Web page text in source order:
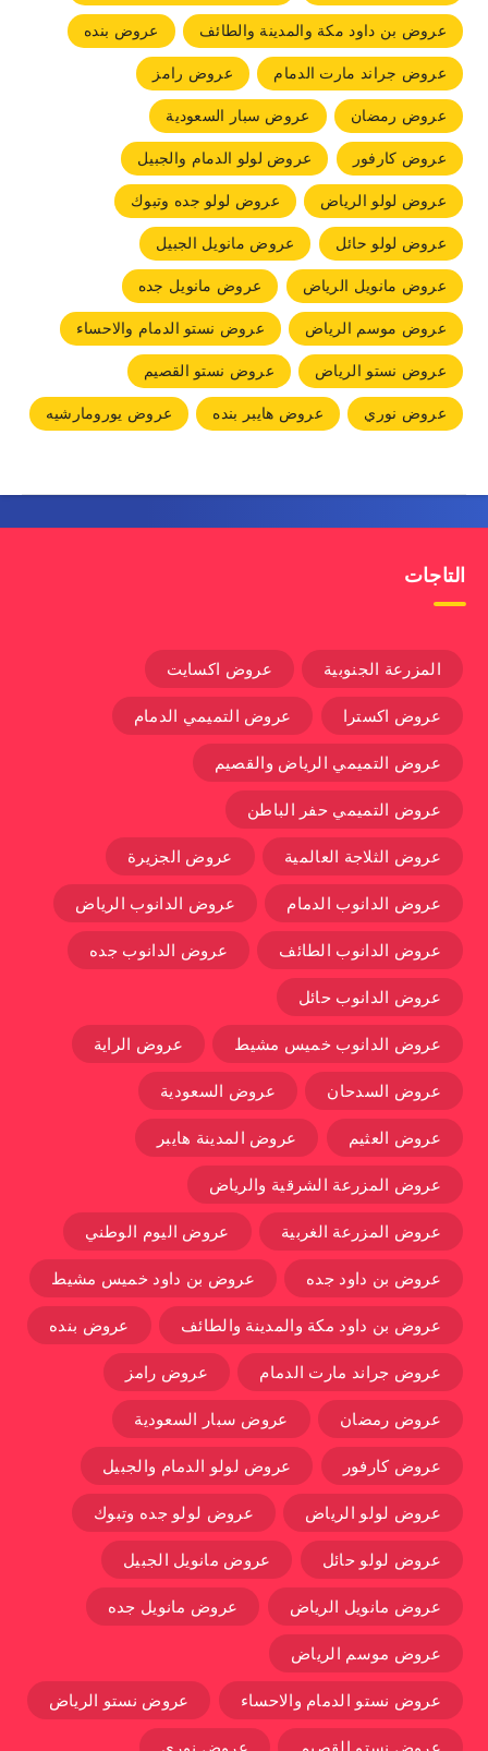
عروض بن داود مكة والمدينة والطائف
عروض بنده
عروض جراند مارت الدمام
عروض رامز
عروض رمضان
عروض سبار السعودية
عروض كارفور
عروض لولو الدمام والجبيل
عروض لولو الرياض
عروض لولو جده وتبوك
عروض لولو حائل
عروض مانويل الجبيل
عروض مانويل الرياض
عروض مانويل جده
عروض موسم الرياض
عروض نستو الدمام والاحساء
عروض نستو الرياض
عروض نستو القصيم
عروض نوري
عروض هايبر بنده عروض يورومارشيه
التاجات
المزرعة الجنوبية عروض اكسايت
عروض اكسترا عروض التميمي الدمام
عروض التميمي الرياض والقصيم
عروض التميمي حفر الباطن
عروض الثلاجة العالمية عروض الجزيرة
عروض الدانوب الدمام عروض الدانوب الرياض
عروض الدانوب الطائف عروض الدانوب جده
عروض الدانوب حائل
عروض الدانوب خميس مشيط عروض الراية
عروض السدحان عروض السعودية
عروض العثيم عروض المدينة هايبر
عروض المزرعة الشرقية والرياض
عروض المزرعة الغربية عروض اليوم الوطني
عروض بن داود جده عروض بن داود خميس مشيط
عروض بن داود مكة والمدينة والطائف عروض بنده
عروض جراند مارت الدمام عروض رامز
عروض رمضان عروض سبار السعودية
عروض كارفور عروض لولو الدمام والجبيل
عروض لولو الرياض عروض لولو جده وتبوك
عروض لولو حائل عروض مانويل الجبيل
عروض مانويل الرياض عروض مانويل جده
عروض موسم الرياض
عروض نستو الدمام والاحساء عروض نستو الرياض